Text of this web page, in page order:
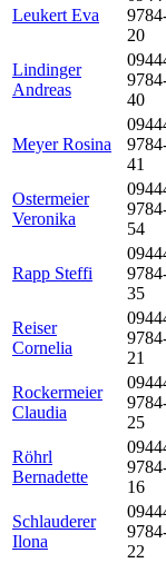
Leukert Eva
20
Lindinger
Andreas
40
Meyer Rosina
41
Ostermeier
Veronika
54
Rapp Steffi
35
Reiser
Cornelia
21
Rockermeier
Claudia
25
Röhrl
Bernadette
16
Schlauderer
Ilona
22